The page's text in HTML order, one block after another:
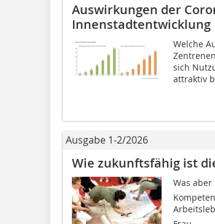
Auswirkungen der
Innenstadtentwicklung
Welche
sich
attraktiv
Ausgabe 1-2/2026
Wie zukunftsfähig ist
Was